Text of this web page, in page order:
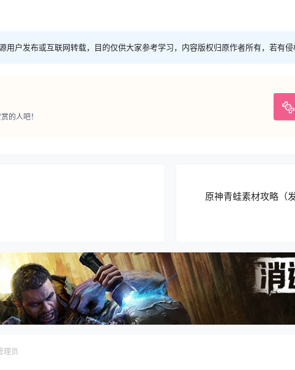
用户发布或互联网转载，目的仅供大家参考学习，内容版权归原作者所有，若有侵
的人吧！
原神青蛙素材攻略（
理员